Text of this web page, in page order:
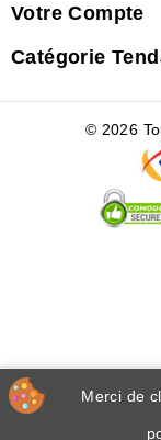
Votre Compte
Catégorie
Merci de
© 2026